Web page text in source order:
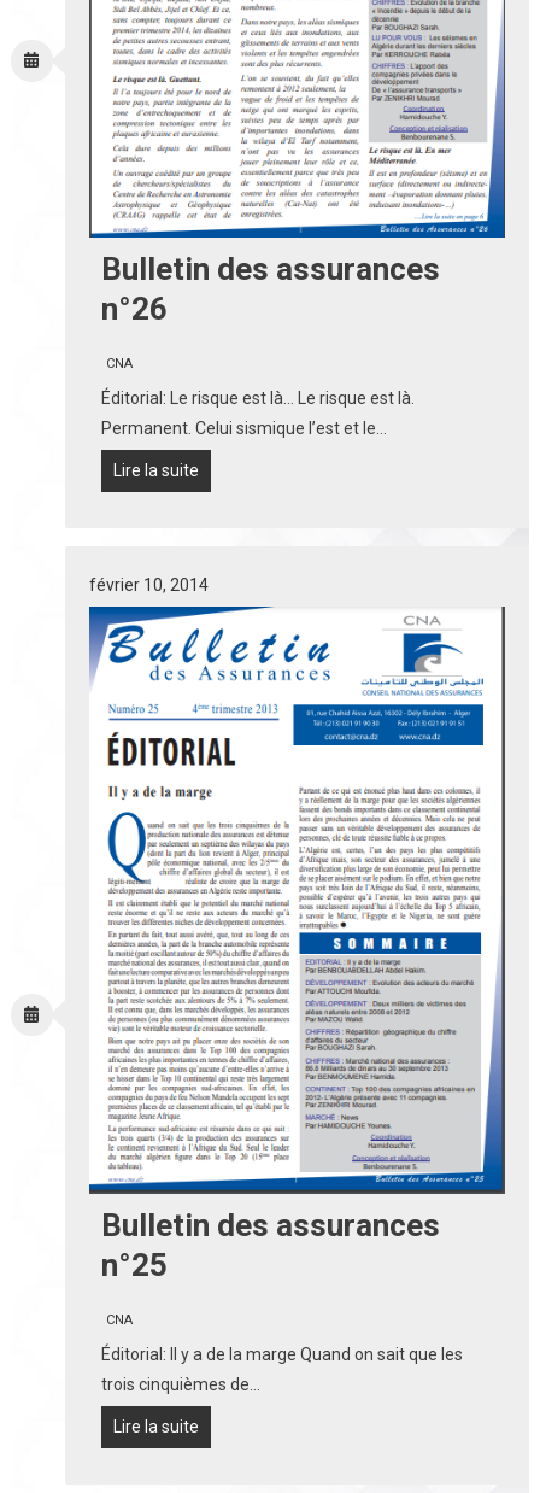
Bulletin des assurances
n°26
CNA
Éditorial: Le risque est là… Le risque est là.
Permanent. Celui sismique l’est et le…
Lire la suite
février 10, 2014
Bulletin des assurances
n°25
CNA
Éditorial: Il y a de la marge Quand on sait que les
trois cinquièmes de…
Lire la suite